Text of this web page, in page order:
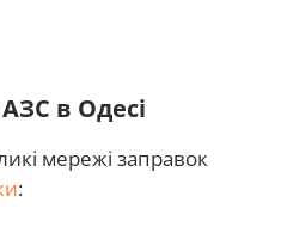
в Одесі
мережі заправок
: